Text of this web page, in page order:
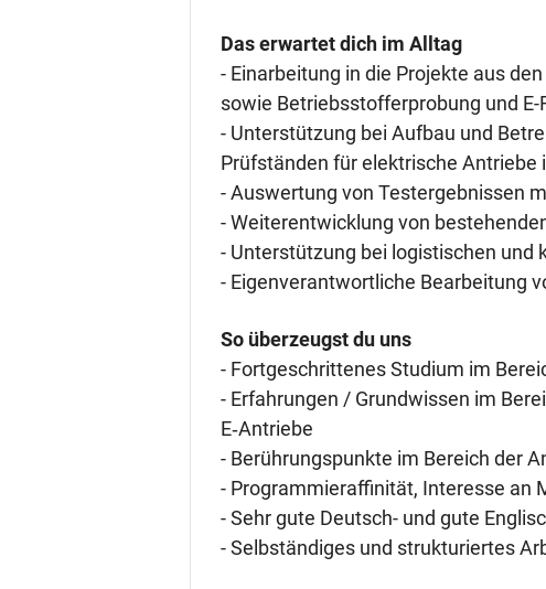
Das erwartet dich im Alltag
- Einarbeitung in die Projekte aus
sowie Betriebsstofferprobung und E-
- Unterstützung bei Aufbau und
Prüfständen für elektrische
- Auswertung von Testergebnissen
- Weiterentwicklung von
- Unterstützung bei logistischen und
- Eigenverantwortliche Bearbeitung
So überzeugst du uns
- Fortgeschrittenes Studium im
- Erfahrungen / Grundwissen im
E‑Antriebe
- Berührungspunkte im Bereich der
- Programmieraffinität, Interesse an
- Sehr gute Deutsch- und gute
- Selbständiges und strukturiertes